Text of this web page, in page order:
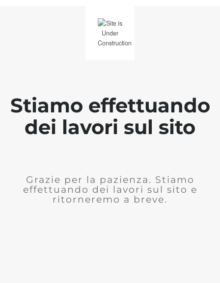
Stiamo effettuando
dei lavori sul sito
Grazie per la pazienza. Stiamo
effettuando dei lavori sul sito e
ritorneremo a breve.